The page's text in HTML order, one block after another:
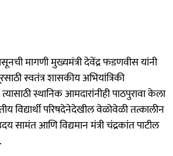
मागणी मुख्यमंत्री देवेंद्र फडणवीस यांनी
स्वतंत्र शासकीय अभियांत्रिकी
स्थानिक आमदारांनीही पाठपुरावा केला
विद्यार्थी परिषदेनेदेखील वेळोवेळी तत्कालीन
सामंत आणि विद्यमान मंत्री चंद्रकांत पाटील